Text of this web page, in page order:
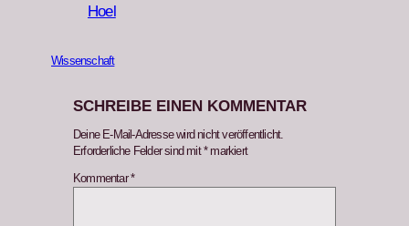
Hoel
Wissenschaft
SCHREIBE EINEN KOMMENTAR
Deine E-Mail-Adresse wird nicht veröffentlicht.
Erforderliche Felder sind mit*markiert
Kommentar*